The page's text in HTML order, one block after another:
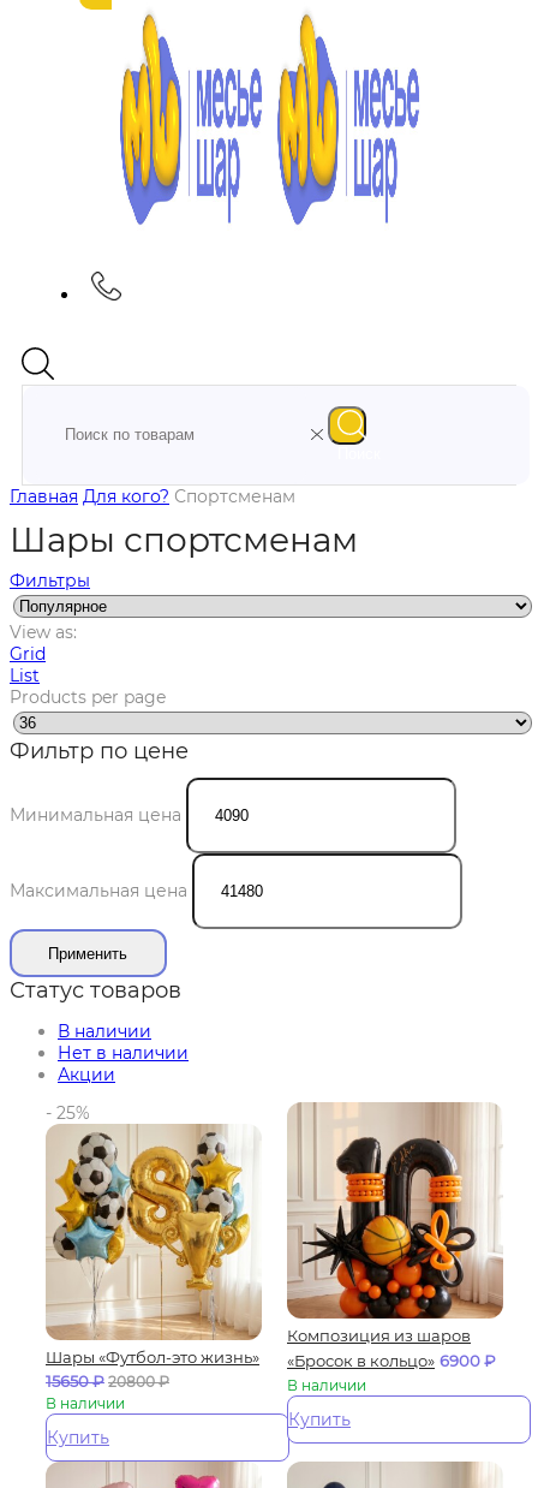
Главная Для кого? Спортсменам
Шары спортсменам
Фильтры
View as:
Grid
List
Products per page
Фильтр по цене
Минимальная цена
Максимальная цена
Применить
Статус товаров
В наличии
Нет в наличии
Акции
- 25%
Шары «Футбол-это жизнь»
15650₽ 20800₽
В наличии
Купить
Композиция из шаров
«Бросок в кольцо» 6900₽
В наличии
Купить